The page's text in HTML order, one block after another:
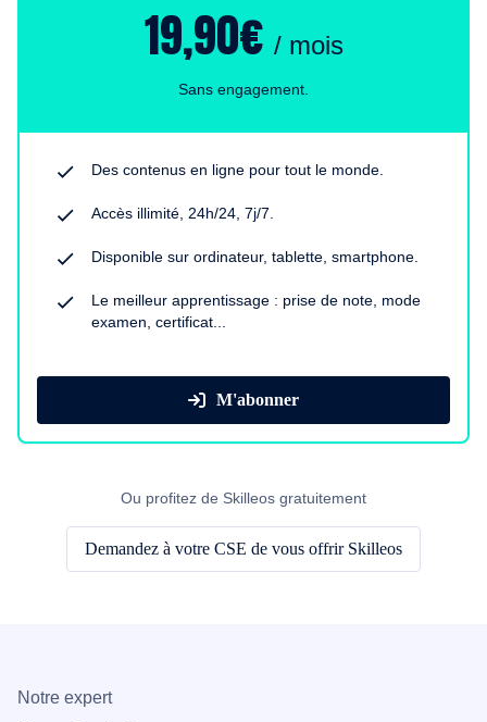
19,90€ / mois
Sans engagement.
Des contenus en ligne pour tout le monde.
Accès illimité, 24h/24, 7j/7.
Disponible sur ordinateur, tablette, smartphone.
Le meilleur apprentissage : prise de note, mode
examen, certificat...
M'abonner
Ou profitez de Skilleos gratuitement
Demandez à votre CSE de vous offrir Skilleos
Notre expert